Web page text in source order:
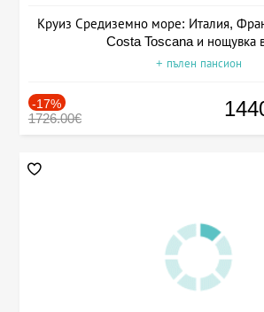
Круиз Средиземно море: Италия,
Costa Toscana и нощувка
+ пълен пансион
-17%
1726.00€